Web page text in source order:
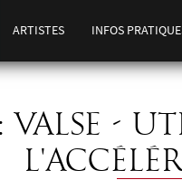
ARTISTES INFOS
VALSE -